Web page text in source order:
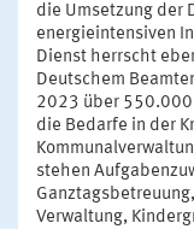
die Umsetzung der
energieintensiven
Dienst herrscht
Deutschem
2023 über
die Bedarfe in der
stehen
Verwaltung,